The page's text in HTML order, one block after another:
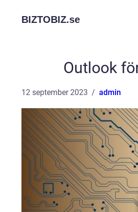
BIZTOBIZ.se
Outlook
12 september 2023 admin